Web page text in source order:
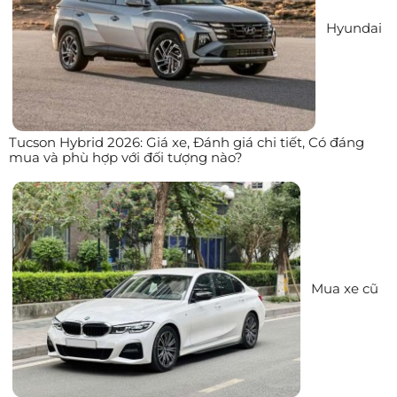
Hyundai
Tucson Hybrid 2026: Giá xe, Đánh giá chi tiết, Có đáng
mua và phù hợp với đối tượng nào?
Mua xe cũ